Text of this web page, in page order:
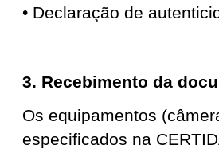
• Declaração de
3. Recebimento da
Os equipamentos
especificados na